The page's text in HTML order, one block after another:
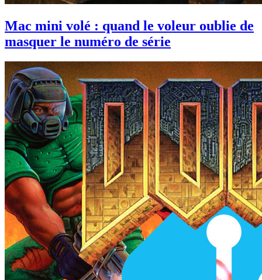
Mac mini volé : quand le voleur oublie de
masquer le numéro de série